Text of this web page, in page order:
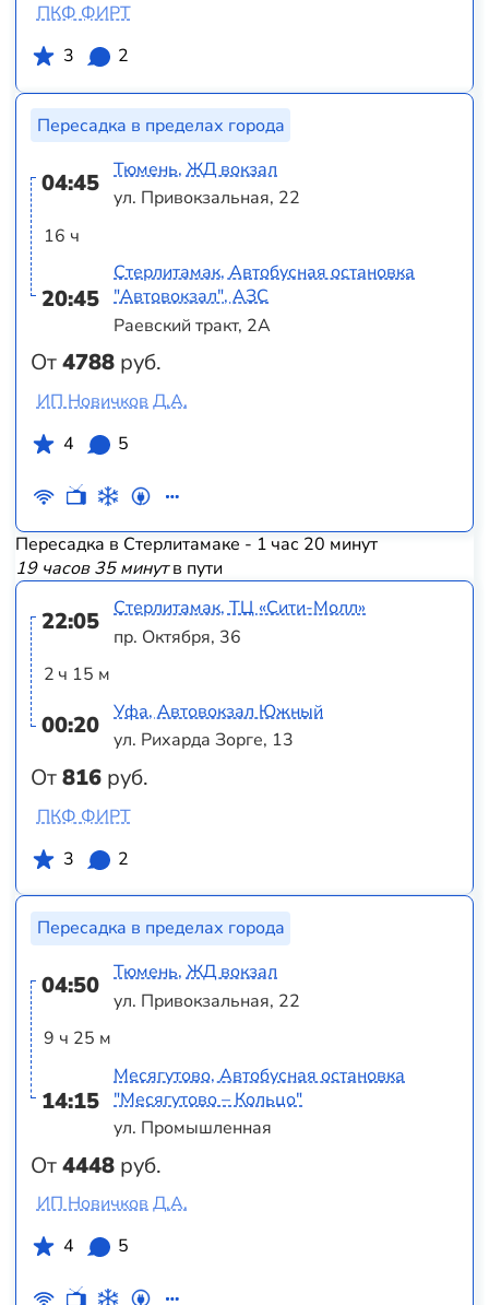
ПКФ ФИРТ
3
2
Пересадка в пределах города
04:45
16 ч
20:45
От4788 руб.
Тюмень, ЖД вокзал
ул. Привокзальная, 22
Стерлитамак, Автобусная остановка
"Автовокзал", АЗС
Раевский тракт, 2А
ИП Новичков Д.А.
4
5
Пересадка в Стерлитамаке - 1 час 20 минут
19 часов 35 минутв пути
22:05
2 ч 15 м
00:20
От816 руб.
Стерлитамак, ТЦ «‎Сити-Молл»
пр. Октября, 36
Уфа, Автовокзал Южный
ул. Рихарда Зорге, 13
ПКФ ФИРТ
3
2
Пересадка в пределах города
04:50
9 ч 25 м
14:15
От4448 руб.
Тюмень, ЖД вокзал
ул. Привокзальная, 22
Месягутово, Автобусная остановка
"Месягутово – Кольцо"
ул. Промышленная
ИП Новичков Д.А.
4
5